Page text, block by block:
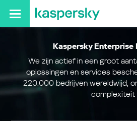
Kaspersky Enterprise
We zijn actief in een groot
oplossingen en services
220.000 bedrijven wereldwijd,
complexiteit